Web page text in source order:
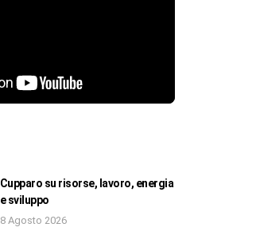
Cupparo su risorse, lavoro, energia
e sviluppo
8 Agosto 2026